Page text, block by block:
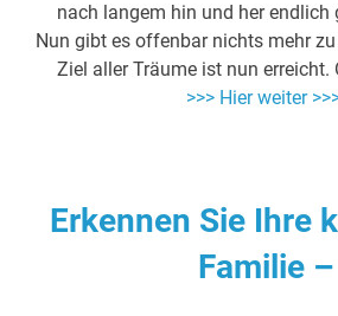
nach langem hin und her endlich
Nun gibt es offenbar nichts mehr
Ziel aller Träume ist nun erreicht.
>>> Hier weiter
Erkennen Sie Ihre
Familie –